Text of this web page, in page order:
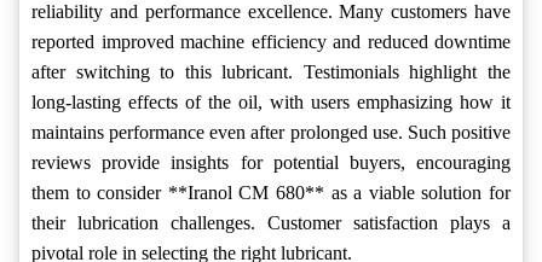
reliability and performance excellence. Many customers have
reported improved machine efficiency and reduced downtime
after switching to this lubricant. Testimonials highlight the
long-lasting effects of the oil, with users emphasizing how it
maintains performance even after prolonged use. Such positive
reviews provide insights for potential buyers, encouraging
them to consider **Iranol CM 680** as a viable solution for
their lubrication challenges. Customer satisfaction plays a
pivotal role in selecting the right lubricant.